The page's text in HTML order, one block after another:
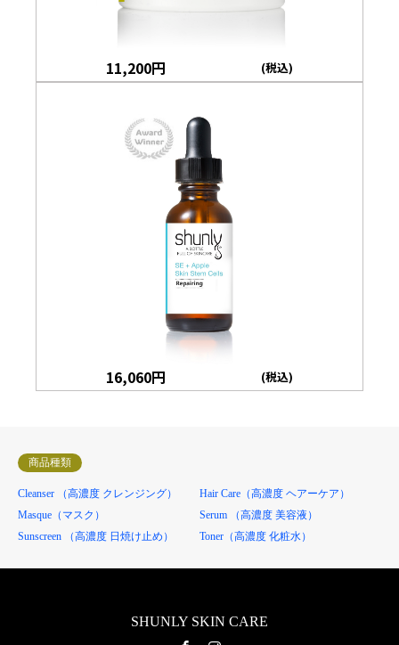
11,200円 (税込)
16,060円 (税込)
商品種類
Cleanser （高濃度 クレンジング）
Hair Care（高濃度 ヘアーケア）
Masque（マスク）
Serum （高濃度 美容液）
Sunscreen （高濃度 日焼け止め）
Toner（高濃度 化粧水）
SHUNLY SKIN CARE